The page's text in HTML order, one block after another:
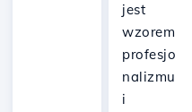
jest
wzorem
profesjo
nalizmu
i